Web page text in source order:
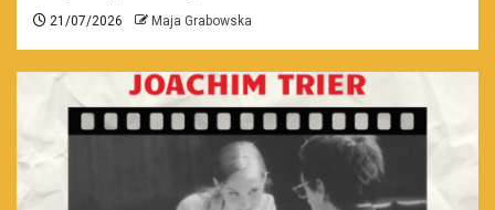
21/07/2026 Maja Grabowska